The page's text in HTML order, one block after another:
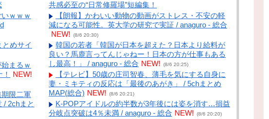
ｗｗｗ
めサイ
まるｗ
NEW!
期限二軍
/ 2chまと
共感必至の“日常修羅場”短編集！
【朗報】かわいい動物の動画がストレス・不安の軽
減になる可能性。英大学の研究で実証 / anaguro - 総合
NEW!
(8/6 20:30)
韓国の若者「韓国が日本を超えた？日本より給料が
良い？馬鹿言ってんじゃねー！日本の方が仕事もある
し最高！」 / anaguro - 総合 NEW! (8/6 20:25)
【テレビ】50歳の庄司智春、薄毛を気にする自身に
妻・ミキティの反応は「最後のあがき」 / 5chまとめ
MAP(総合) NEW! (8/6 20:21)
K-POPアイドルの約半数が3年後には姿を消す…損益
分岐点突破は4％未満 / anaguro - 総合 NEW! (8/6 20:20)